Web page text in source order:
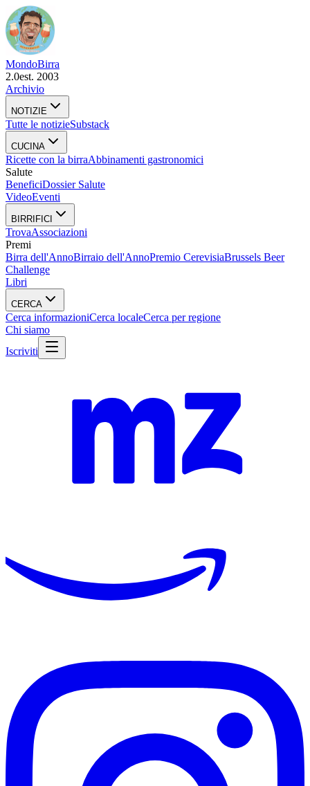
MondoBirra
2.0est. 2003
Archivio
NOTIZIE
Tutte le notizieSubstack
CUCINA
Ricette con la birraAbbinamenti gastronomici
Salute
BeneficiDossier Salute
VideoEventi
BIRRIFICI
TrovaAssociazioni
Premi
Birra dell'AnnoBirraio dell'AnnoPremio CerevisiaBrussels Beer
Challenge
Libri
CERCA
Cerca informazioniCerca localeCerca per regione
Chi siamo
Iscriviti